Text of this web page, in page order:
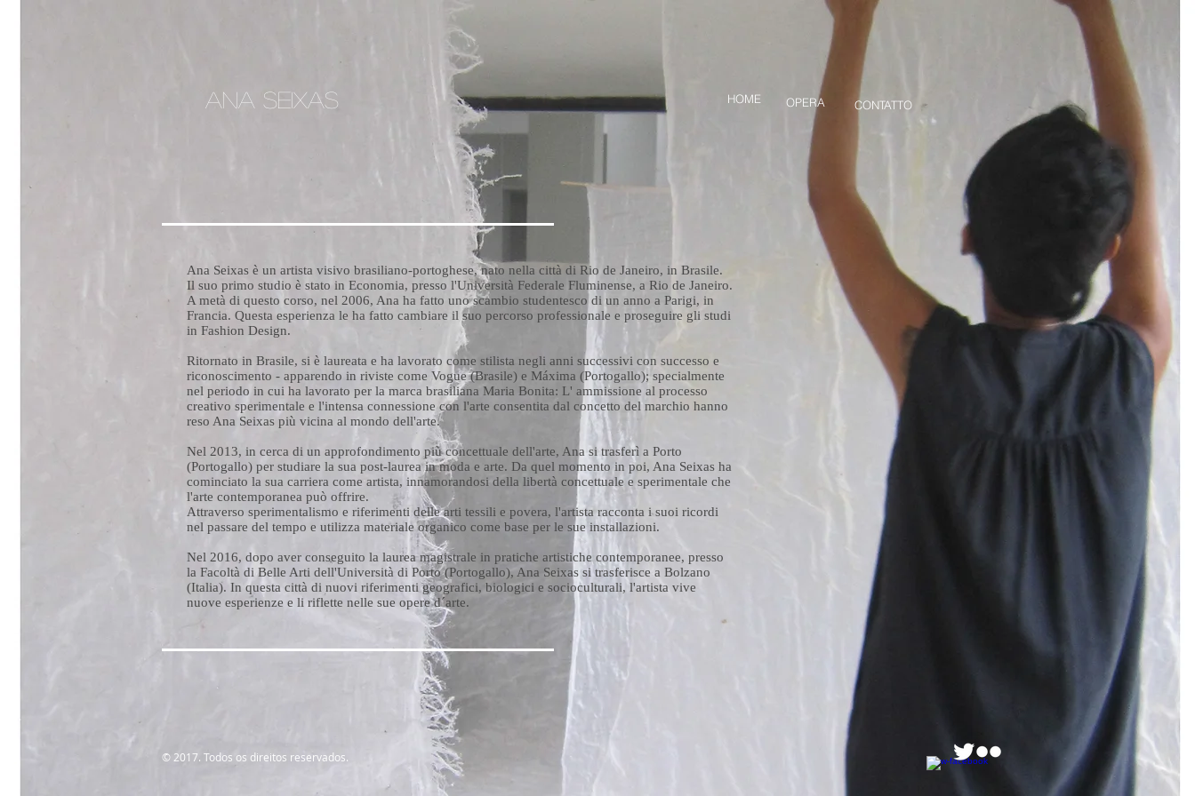
ANA SEIXAS HOME CONTATTO
OPERA
Ana Seixas è un artista visivo brasiliano-portoghese, nato nella città di Rio de Janeiro, in Brasile.
Il suo primo studio è stato in Economia, presso l'Università Federale Fluminense, a Rio de Janeiro.
A metà di questo corso, nel 2006, Ana ha fatto uno scambio studentesco di un anno a Parigi, in
Francia. Questa esperienza le ha fatto cambiare il suo percorso professionale e proseguire gli studi
in Fashion Design.
Ritornato in Brasile, si è laureata e ha lavorato come stilista negli anni successivi con successo e
riconoscimento - apparendo in riviste come Vogue (Brasile) e Máxima (Portogallo); specialmente
nel periodo in cui ha lavorato per la marca brasiliana Maria Bonita: L' ammissione al processo
creativo sperimentale e l'intensa connessione con l'arte consentita dal concetto del marchio hanno
reso Ana Seixas più vicina al mondo dell'arte.
Nel 2013, in cerca di un approfondimento più concettuale dell'arte, Ana si trasferì a Porto
(Portogallo) per studiare la sua post-laurea in moda e arte. Da quel momento in poi, Ana Seixas ha
cominciato la sua carriera come artista, innamorandosi della libertà concettuale e sperimentale che
l'arte contemporanea può offrire.
Attraverso sperimentalismo e riferimenti delle arti tessili e povera, l'artista racconta i suoi ricordi
nel passare del tempo e utilizza materiale organico come base per le sue installazioni.
Nel 2016, dopo aver conseguito la laurea magistrale in pratiche artistiche contemporanee, presso
la Facoltà di Belle Arti dell'Università di Porto (Portogallo), Ana Seixas si trasferisce a Bolzano
(Italia). In questa città di nuovi riferimenti geografici, biologici e socioculturali, l'artista vive
nuove esperienze e li riflette nelle sue opere d´arte.
© 2017. Todos os direitos reservados.